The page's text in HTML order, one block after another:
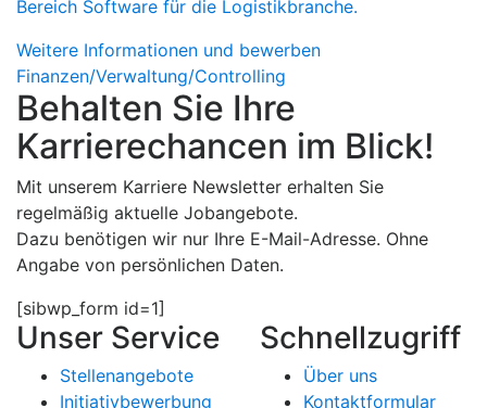
Bereich Software für die Logistikbranche.
Weitere Informationen und bewerben
Finanzen/Verwaltung/Controlling
Behalten Sie Ihre
Karrierechancen im Blick!
Mit unserem Karriere Newsletter erhalten Sie
regelmäßig aktuelle Jobangebote.
Dazu benötigen wir nur Ihre E-Mail-Adresse. Ohne
Angabe von persönlichen Daten.
[sibwp_form id=1]
Unser Service
Stellenangebote
Initiativbewerbung
Schnellzugriff
Über uns
Kontaktformular